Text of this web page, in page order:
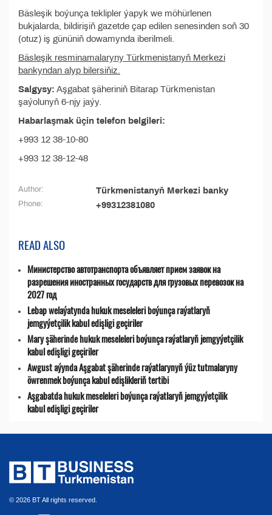
Bäsleşik boýunça teklipler ýapyk we möhürlenen
bukjalarda, bildirişiň gazetde çap edilen senesinden soň 30
(otuz) iş gününiň dowamynda iberilmeli.
Bäsleşik resminamalaryny Türkmenistanyň Merkezi
bankyndan alyp bilersiňiz.
Salgysy: Aşgabat şäheriniň Bitarap Türkmenistan
şaýolunyň 6-njy jaýy.
Habarlaşmak üçin telefon belgileri:
+993 12 38-10-80
+993 12 38-12-48
Author: Türkmenistanyň Merkezi banky
Phone: +99312381080
READ ALSO
Министерство автотранспорта объявляет прием заявок на
разрешения иностранных государств для грузовых перевозок на
2027 год
Lebap welaýatynda hukuk meseleleri boýunça raýatlaryň
jemgyýetçilik kabul edişligi geçiriler
Mary şäherinde hukuk meseleleri boýunça raýatlaryň jemgyýetçilik
kabul edişligi geçiriler
Awgust aýynda Aşgabat şäherinde raýatlarynyň ýüz tutmalaryny
öwrenmek boýunça kabul edişlikleriň tertibi
Aşgabatda hukuk meseleleri boýunça raýatlaryň jemgyýetçilik
kabul edişligi geçiriler
© 2026 BT All rights reserved.